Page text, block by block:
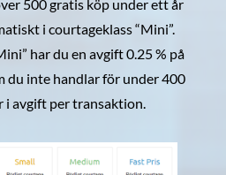
500 gratis köp under ett år
i courtageklass “Mini”.
har du en avgift 0.25 % på
du inte handlar för under 400
i avgift per transaktion.